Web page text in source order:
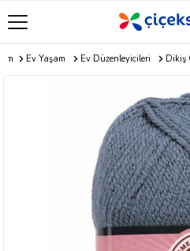
Ev Yaşam Ev Düzenleyicileri Dikiş